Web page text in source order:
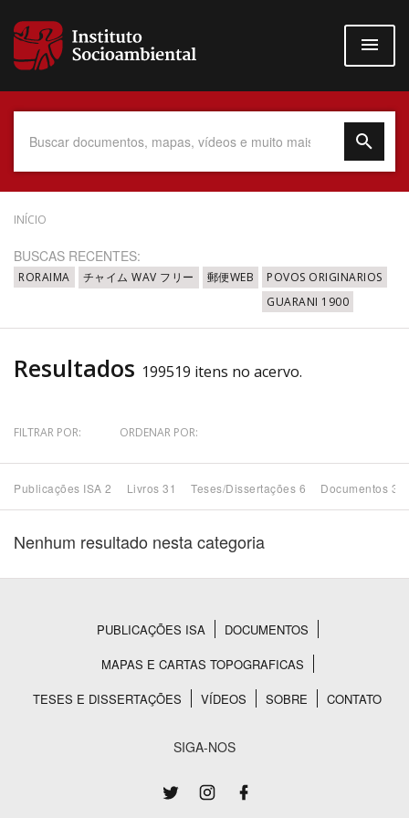
para
conteúdo
Data do Documento
Tema
Subtema
BUSCAR
INÍCIO
BUSCAS RECENTES:
RORAIMA チャイム WAV フリー 郵便WEB
POVOS ORIGINARIOS
GUARANI 1900
Resultados 199519 itens no acervo.
FILTRAR POR: ORDENAR POR:
Publicações ISA 2 Livros 31 Teses/Dissertações 6 Documentos
Nenhum resultado nesta categoria
Rodapé
PUBLICAÇÕES ISA
DOCUMENTOS
MAPAS E CARTAS TOPOGRAFICAS
TESES E DISSERTAÇÕES
VÍDEOS SOBRE CONTATO
SIGA-NOS